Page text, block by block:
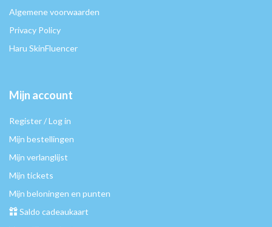
Algemene voorwaarden
Privacy Policy
Haru SkinFluencer
Mijn account
Register / Log in
Mijn bestellingen
Mijn verlanglijst
Mijn tickets
Mijn beloningen en punten
Saldo cadeaukaart